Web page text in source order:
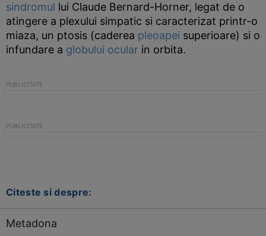
sindromul lui Claude Bernard-Horner, legat de o
atingere a plexului simpatic si caracterizat printr-o
miaza, un ptosis (caderea pleoapei superioare) si o
infundare a globului ocular in orbita.
Citeste si despre:
Metadona